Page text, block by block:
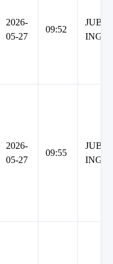
2026-
05-27
09:52
2026-
05-27
09:55